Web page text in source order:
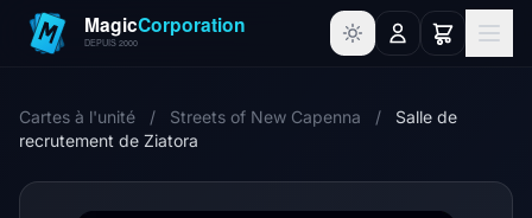
Cartes à l'unité / Streets of New Capenna /
Salle de
recrutement de Ziatora